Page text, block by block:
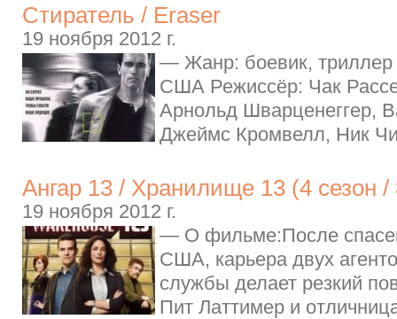
Стиратель / Eraser
19 ноября 2012 г.
— Жанр: боевик, триллер
США Режиссёр: Чак
Арнольд Шварценеггер,
Джеймс Кромвелл, Ник
Ангар 13 / Хранилище 13 (4 сезон /
19 ноября 2012 г.
— О фильме:После
США, карьера двух
службы делает резкий
Пит Латтимер и